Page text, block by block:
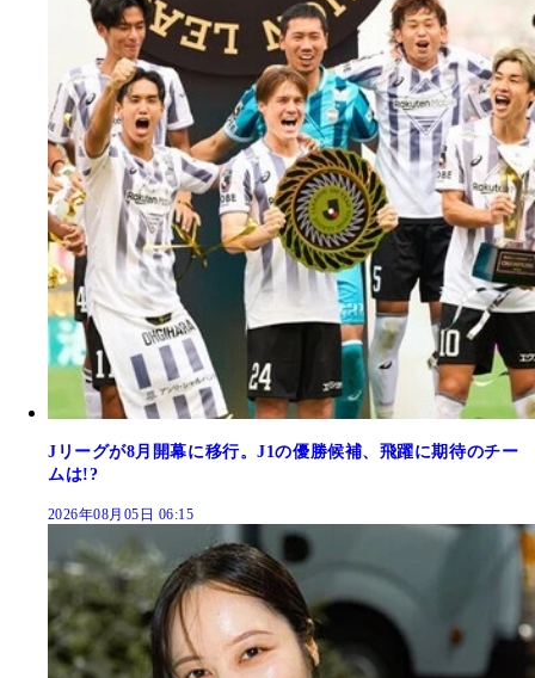
Jリーグが8月開幕に移行。J1の優勝候補、飛躍に期待のチー
ムは!?
2026年08月05日 06:15